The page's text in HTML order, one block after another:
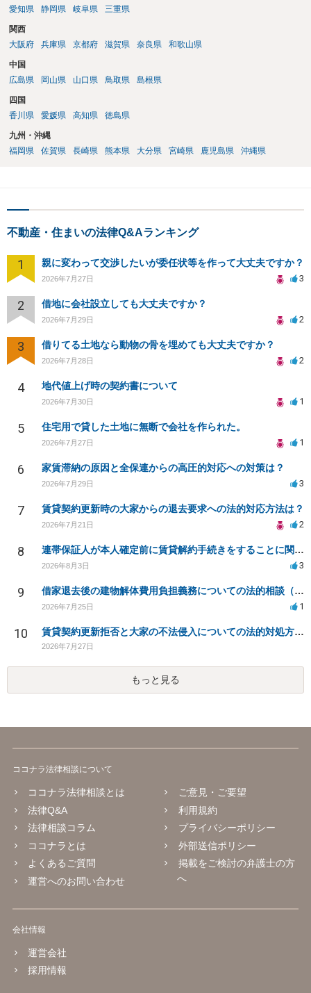
愛知県
静岡県 岐阜県 三重県
関西
大阪府
兵庫県 京都府 滋賀県 奈良県 和歌山県
中国
広島県
岡山県 山口県 鳥取県 島根県
四国
香川県
愛媛県 高知県 徳島県
九州・沖縄
福岡県
佐賀県 長崎県 熊本県 大分県 宮崎県 鹿児島県 沖縄県
不動産・住まいの法律Q&Aランキング
1 親に変わって交渉したいが委任状等を作って大丈夫ですか？
2026年7月27日 3
2 借地に会社設立しても大丈夫ですか？
2026年7月29日 2
3 借りてる土地なら動物の骨を埋めても大丈夫ですか？
2026年7月28日 2
4 地代値上げ時の契約書について
2026年7月30日 1
5 住宅用で貸した土地に無断で会社を作られた。
2026年7月27日 1
6 家賃滞納の原因と全保連からの高圧的対応への対策は？
2026年7月29日 3
7 賃貸契約更新時の大家からの退去要求への法的対応方法は？
2026年7月21日 2
8 連帯保証人が本人確定前に賃貸解約手続きをすることに関して
2026年8月3日 3
9 借家退去後の建物解体費用負担義務についての法的相談（補足説明修正）
2026年7月25日 1
10 賃貸契約更新拒否と大家の不法侵入についての法的対処方法は？
2026年7月27日
もっと見る
ココナラ法律相談について
ココナラ法律相談とは
法律Q&A
法律相談コラム
ココナラとは
よくあるご質問
運営へのお問い合わせ
ご意見・ご要望
利用規約
プライバシーポリシー
外部送信ポリシー
掲載をご検討の弁護士の方
へ
会社情報
運営会社
採用情報